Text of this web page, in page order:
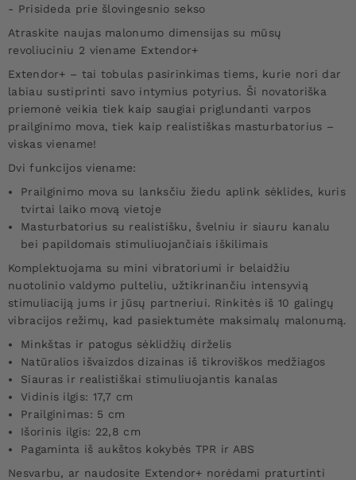
- Prisideda prie šlovingesnio sekso
Atraskite naujas malonumo dimensijas su mūsų
revoliuciniu 2 viename Extendor+
Extendor+ – tai tobulas pasirinkimas tiems, kurie nori dar
labiau sustiprinti savo intymius potyrius. Ši novatoriška
priemonė veikia tiek kaip saugiai priglundanti varpos
prailginimo mova, tiek kaip realistiškas masturbatorius –
viskas viename!
Dvi funkcijos viename:
Prailginimo mova su lanksčiu žiedu aplink sėklides, kuris
tvirtai laiko movą vietoje
Masturbatorius su realistišku, švelniu ir siauru kanalu
bei papildomais stimuliuojančiais iškilimais
Komplektuojama su mini vibratoriumi ir belaidžiu
nuotolinio valdymo pulteliu, užtikrinančiu intensyvią
stimuliaciją jums ir jūsų partneriui. Rinkitės iš 10 galingų
vibracijos režimų, kad pasiektumėte maksimalų malonumą.
Minkštas ir patogus sėklidžių dirželis
Natūralios išvaizdos dizainas iš tikroviškos medžiagos
Siauras ir realistiškai stimuliuojantis kanalas
Vidinis ilgis: 17,7 cm
Prailginimas: 5 cm
Išorinis ilgis: 22,8 cm
Pagaminta iš aukštos kokybės TPR ir ABS
Nesvarbu, ar naudosite Extendor+ norėdami praturtinti